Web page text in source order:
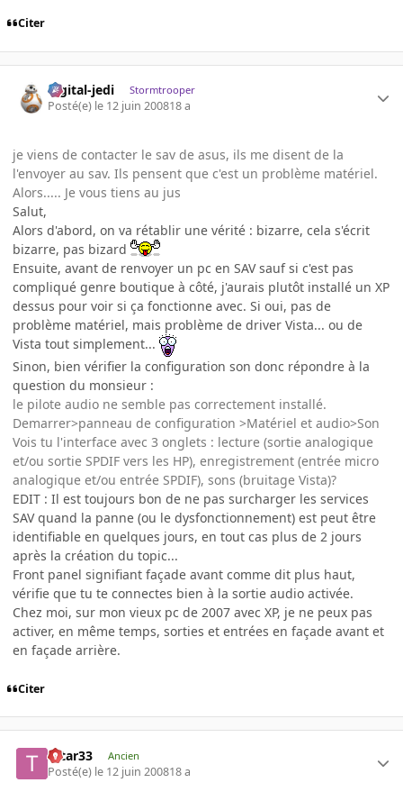
Citer
digital-jedi Stormtrooper
Posté(e) le 12 juin 200818 a
je viens de contacter le sav de asus, ils me disent de la
l'envoyer au sav. Ils pensent que c'est un problème matériel.
Alors..... Je vous tiens au jus
Salut,
Alors d'abord, on va rétablir une vérité : bizarre, cela s'écrit
bizarre, pas bizard
Ensuite, avant de renvoyer un pc en SAV sauf si c'est pas
compliqué genre boutique à côté, j'aurais plutôt installé un XP
dessus pour voir si ça fonctionne avec. Si oui, pas de
problème matériel, mais problème de driver Vista... ou de
Vista tout simplement...
Sinon, bien vérifier la configuration son donc répondre à la
question du monsieur :
le pilote audio ne semble pas correctement installé.
Demarrer>panneau de configuration >Matériel et audio>Son
Vois tu l'interface avec 3 onglets : lecture (sortie analogique
et/ou sortie SPDIF vers les HP), enregistrement (entrée micro
analogique et/ou entrée SPDIF), sons (bruitage Vista)?
EDIT : Il est toujours bon de ne pas surcharger les services
SAV quand la panne (ou le dysfonctionnement) est peut être
identifiable en quelques jours, en tout cas plus de 2 jours
après la création du topic...
Front panel signifiant façade avant comme dit plus haut,
vérifie que tu te connectes bien à la sortie audio activée.
Chez moi, sur mon vieux pc de 2007 avec XP, je ne peux pas
activer, en même temps, sorties et entrées en façade avant et
en façade arrière.
Citer
tatar33 Ancien
Posté(e) le 12 juin 200818 a